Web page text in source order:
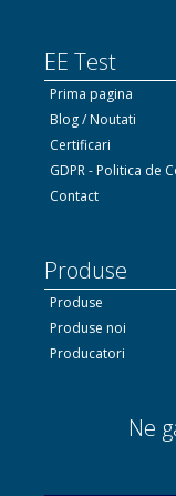
EE Test
Prima pagina
Blog / Noutati
Certificari
GDPR - Politica de
Contact
Produse
Produse
Produse noi
Producatori
Ne